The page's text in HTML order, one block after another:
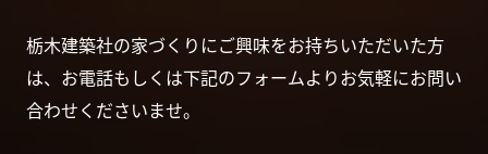
栃木建築社の家づくりにご興味をお持ちいただいた方
は、お電話もしくは下記のフォームよりお気軽にお問い
合わせくださいませ。